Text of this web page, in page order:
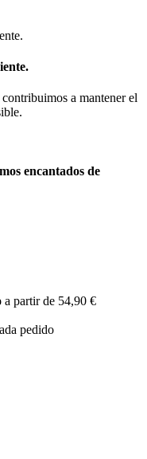
a mantener el
encantados de
a partir de 54,90 €
pedido